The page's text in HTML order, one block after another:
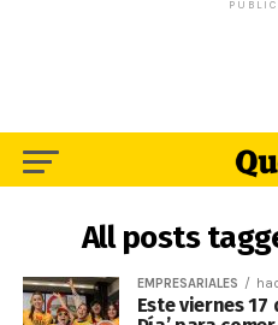
All posts
EMPRESARIALES
Este viernes 17